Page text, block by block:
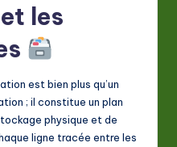
les
est bien plus qu’un
; il constitue un plan
physique et de
ligne tracée entre les